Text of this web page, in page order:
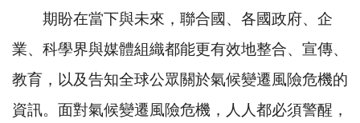
期盼在當下與未來，聯合國、各國政府、企
業、科學界與媒體組織都能更有效地整合、宣傳、
教育，以及告知全球公眾關於氣候變遷風險危機的
資訊。面對氣候變遷風險危機，人人都必須警醒，